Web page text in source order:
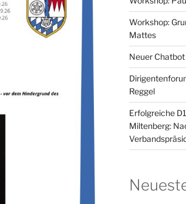
Workshop:
Mattes
Neuer
Reggel
Erfolgreiche
Miltenberg: